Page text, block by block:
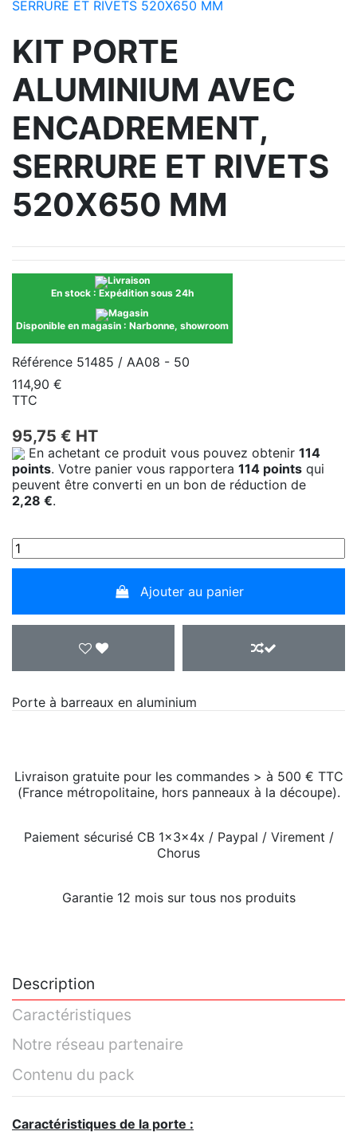
KIT PORTE
ALUMINIUM AVEC
ENCADREMENT,
SERRURE ET RIVETS
520X650 MM
En stock : Expédition sous 24h
Disponible en magasin : Narbonne, showroom
Référence 51485 / AA08 - 50
114,90 €
TTC
95,75 € HT
En achetant ce produit vous pouvez obtenir 114
points. Votre panier vous rapportera 114 points qui
peuvent être converti en un bon de réduction de
2,28 €.
Ajouter au panier
Porte à barreaux en aluminium
Livraison gratuite pour les commandes > à 500 € TTC
(France métropolitaine, hors panneaux à la découpe).
Paiement sécurisé CB 1x3x4x / Paypal / Virement /
Chorus
Garantie 12 mois sur tous nos produits
Description
Caractéristiques
Notre réseau partenaire
Contenu du pack
Caractéristiques de la porte :